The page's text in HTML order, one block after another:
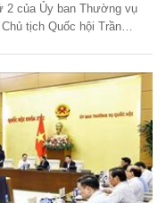
2 của Ủy ban Thường vụ
tịch Quốc hội Trần